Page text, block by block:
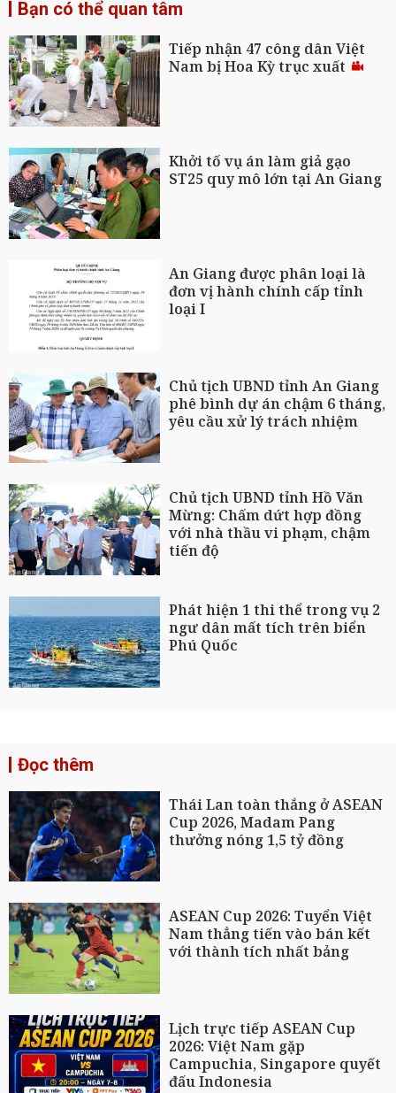
Bạn có thể quan tâm
Tiếp nhận 47 công dân Việt
Nam bị Hoa Kỳ trục xuất
Khởi tố vụ án làm giả gạo
ST25 quy mô lớn tại An Giang
An Giang được phân loại là
đơn vị hành chính cấp tỉnh
loại I
Chủ tịch UBND tỉnh An Giang
phê bình dự án chậm 6 tháng,
yêu cầu xử lý trách nhiệm
Chủ tịch UBND tỉnh Hồ Văn
Mừng: Chấm dứt hợp đồng
với nhà thầu vi phạm, chậm
tiến độ
Phát hiện 1 thi thể trong vụ 2
ngư dân mất tích trên biển
Phú Quốc
Đọc thêm
Thái Lan toàn thắng ở ASEAN
Cup 2026, Madam Pang
thưởng nóng 1,5 tỷ đồng
ASEAN Cup 2026: Tuyển Việt
Nam thẳng tiến vào bán kết
với thành tích nhất bảng
Lịch trực tiếp ASEAN Cup
2026: Việt Nam gặp
Campuchia, Singapore quyết
đấu Indonesia